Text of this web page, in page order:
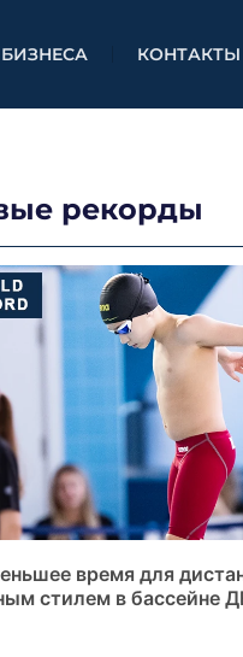
КОНТАКТЫ
рекорды
время для
стилем в бассейне